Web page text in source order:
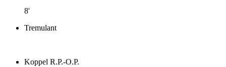
8'
Tremulant
Koppel R.P.-O.P.